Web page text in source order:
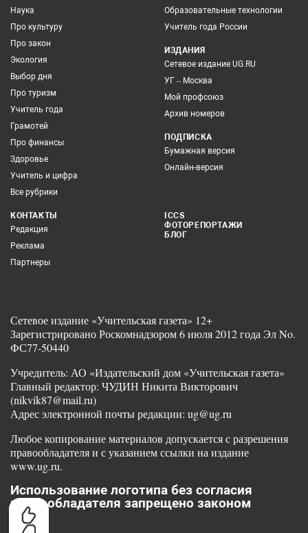
Наука
Про культуру
Про закон
Экология
Выбор дня
Про туризм
Учитель года
Грамотей
Про финансы
Здоровье
Учитель и цифра
Все рубрики
Образовательные технологии
Учитель года России
ИЗДАНИЯ
Сетевое издание UG.RU
УГ – Москва
Мой профсоюз
Архив номеров
ПОДПИСКА
Бумажная версия
Онлайн-версия
КОНТАКТЫ
Редакция
Реклама
Партнеры
ICCS
ФОТОРЕПОРТАЖИ
БЛОГ
Сетевое издание «Учительская газета» 12+
Зарегистрировано Роскомнадзором 6 июля 2012 года Эл No.
ФС77-50440
Учредитель: АО «Издательский дом «Учительская газета»
Главный редактор: ЧУДИН Никита Викторович
(nikvik87@mail.ru)
Адрес электронной почты редакции: ug@ug.ru
Любое копирование материалов допускается с разрешения
правообладателя и с указанием ссылки на издание
www.ug.ru.
Использование логотипа без согласия
правообладателя запрещено законом